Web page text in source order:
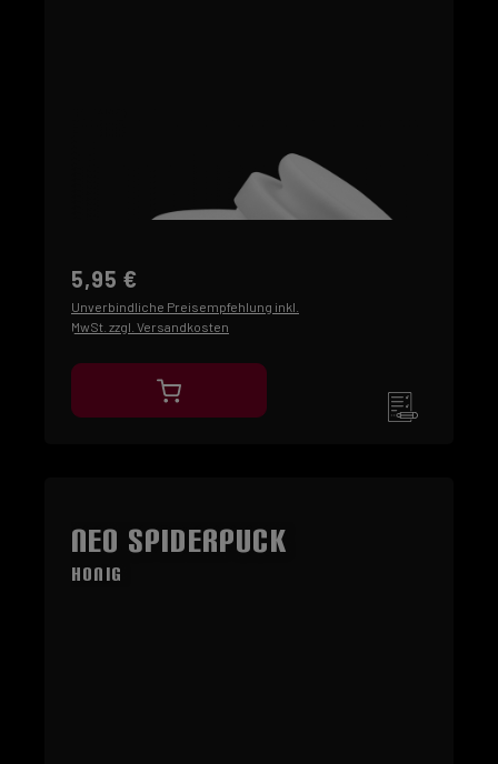
5,95 €
Unverbindliche Preisempfehlung inkl.
MwSt. zzgl. Versandkosten
NEO SpiderPuck
Honig